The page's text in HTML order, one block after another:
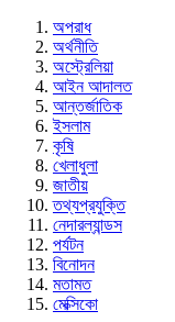
অপরাধ
অর্থনীতি
অস্ট্রেলিয়া
আইন আদালত
আন্তর্জাতিক
ইসলাম
কৃষি
খেলাধুলা
জাতীয়
তথ্যপ্রযুক্তি
নেদারল্যান্ডস
পর্যটন
বিনোদন
মতামত
মেক্সিকো